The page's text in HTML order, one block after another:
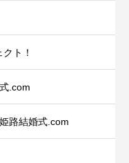
ト！
.com
路結婚式.com